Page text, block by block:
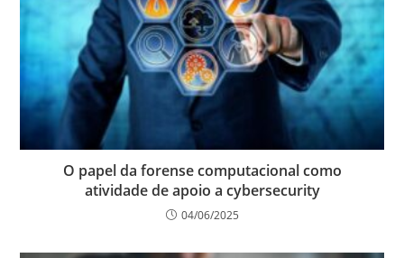
O papel da forense computacional como
atividade de apoio a cybersecurity
04/06/2025